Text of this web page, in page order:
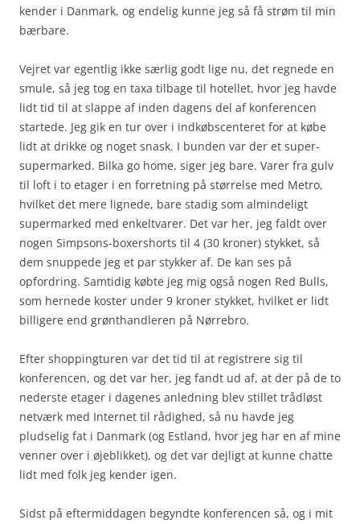
kender i Danmark, og endelig kunne jeg så få strøm til min
bærbare.
Vejret var egentlig ikke særlig godt lige nu, det regnede en
smule, så jeg tog en taxa tilbage til hotellet, hvor jeg havde
lidt tid til at slappe af inden dagens del af konferencen
startede. Jeg gik en tur over i indkøbscenteret for at købe
lidt at drikke og noget snask. I bunden var der et super-
supermarked. Bilka go home, siger jeg bare. Varer fra gulv
til loft i to etager i en forretning på størrelse med Metro,
hvilket det mere lignede, bare stadig som almindeligt
supermarked med enkeltvarer. Det var her, jeg faldt over
nogen Simpsons-boxershorts til 4 (30 kroner) stykket, så
dem snuppede jeg et par stykker af. De kan ses på
opfordring. Samtidig købte jeg mig også nogen Red Bulls,
som hernede koster under 9 kroner stykket, hvilket er lidt
billigere end grønthandleren på Nørrebro.
Efter shoppingturen var det tid til at registrere sig til
konferencen, og det var her, jeg fandt ud af, at der på de to
nederste etager i dagenes anledning blev stillet trådløst
netværk med Internet til rådighed, så nu havde jeg
pludselig fat i Danmark (og Estland, hvor jeg har en af mine
venner over i øjeblikket), og det var dejligt at kunne chatte
lidt med folk jeg kender igen.
Sidst på eftermiddagen begyndte konferencen så, og i mit